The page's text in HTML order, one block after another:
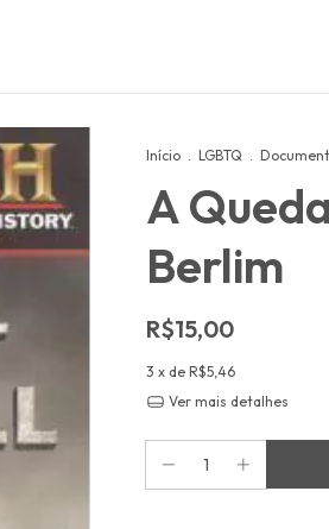
Início . LGBTQ .
A
Berlim
R$15,00
3 x de R$5,46
Ver mais detalhes